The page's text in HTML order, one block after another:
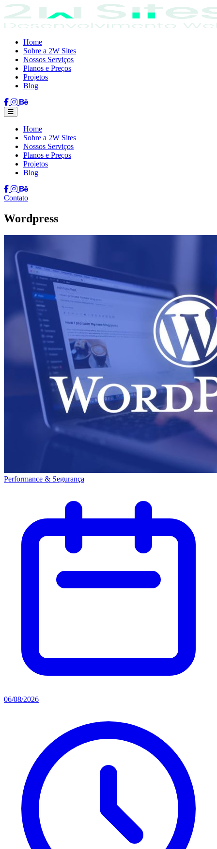
Home
Sobre a 2W Sites
Nossos Serviços
Planos e Preços
Projetos
Blog
Home
Sobre a 2W Sites
Nossos Serviços
Planos e Preços
Projetos
Blog
Contato
Wordpress
Performance & Segurança
06/08/2026